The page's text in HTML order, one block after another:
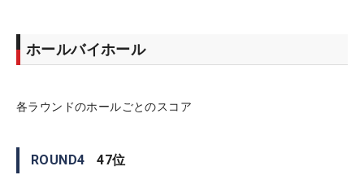
ホールバイホール
各ラウンドのホールごとのスコア
ROUND4 47位